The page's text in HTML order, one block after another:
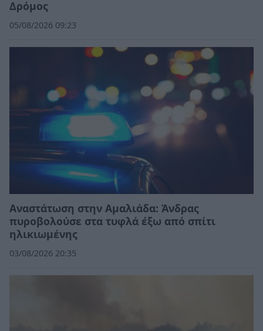
Δρόμος
05/08/2026 09:23
Αναστάτωση στην Αμαλιάδα: Άνδρας
πυροβολούσε στα τυφλά έξω από σπίτι
ηλικιωμένης
03/08/2026 20:35